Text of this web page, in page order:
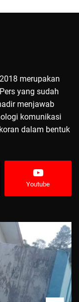
merupakan
yang sudah
menjawab
komunikasi
dalam bentuk
Youtube